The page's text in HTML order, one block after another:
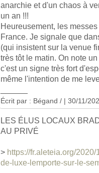
anarchie et d'un chaos à
un an !!!
Heureusement, les
France. Je signale que
(qui insistent sur la venue
très tôt le matin. On note
c'est un signe très fort
même l'intention de me
Écrit par : Bégand / | 30/11/
LES ÉLUS LOCAUX
AU PRIVÉ
> https://fr.aleteia.org/
de-luxe-lemporte-sur-le-